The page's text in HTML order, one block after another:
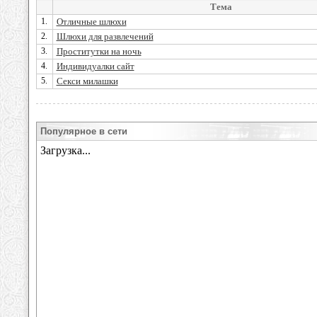
Тема
1. Отличные шлюхи
2. Шлюхи для развлечений
3. Проститутки на ночь
4. Индивидуалки сайт
5. Секси милашки
Популярное в сети